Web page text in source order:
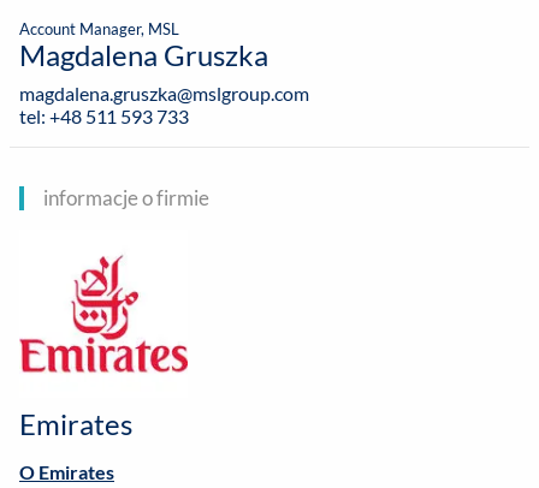
Account Manager, MSL
Magdalena Gruszka
magdalena.gruszka@mslgroup.com
tel: +48 511 593 733
informacje o firmie
Emirates
O Emirates